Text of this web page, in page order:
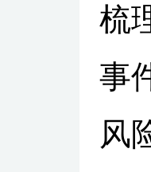
梳
事
风